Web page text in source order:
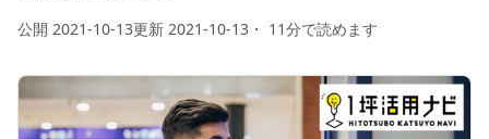
公開 2021-10-13更新 2021-10-13 ・ 11分で読めます